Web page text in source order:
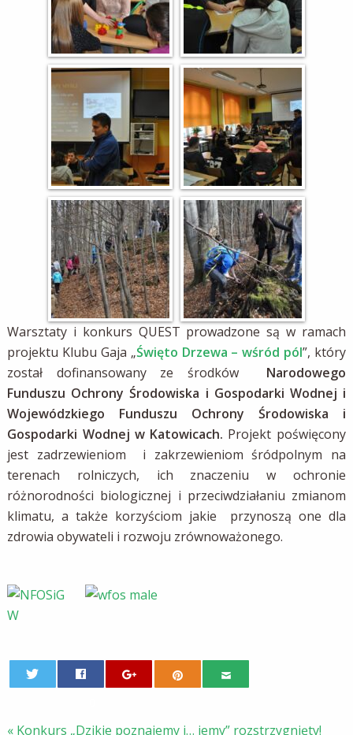
Warsztaty i konkurs QUEST prowadzone są w ramach
projektu Klubu Gaja „Święto Drzewa – wśród pól”, który
został dofinansowany ze środków Narodowego
Funduszu Ochrony Środowiska i Gospodarki Wodnej i
Wojewódzkiego Funduszu Ochrony Środowiska i
Gospodarki Wodnej w Katowicach. Projekt poświęcony
jest zadrzewieniom i zakrzewieniom śródpolnym na
terenach rolniczych, ich znaczeniu w ochronie
różnorodności biologicznej i przeciwdziałaniu zmianom
klimatu, a także korzyściom jakie przynoszą one dla
zdrowia obywateli i rozwoju zrównoważonego.
« Konkurs „Dzikie poznajemy i… jemy” rozstrzygnięty!